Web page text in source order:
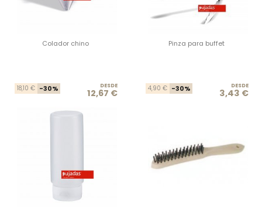
Colador chino
Precio base
18,10 € -30% Precio
DESDE
12,67 €
Pinza para buffet
4,90 € -30% DESDE
3,43 €